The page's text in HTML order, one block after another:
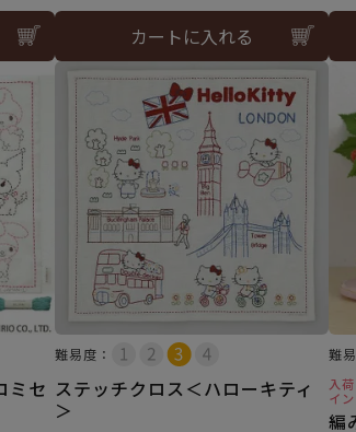
カートに入れる
ミセ
難易度：
ステッチクロス＜ハローキティ
＞
難
入
イン
編